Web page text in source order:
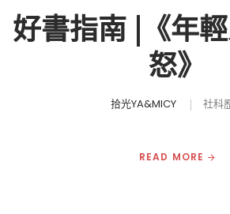
好書指南 |《年
怒》
拾光YA&MICY 社科
READ MORE